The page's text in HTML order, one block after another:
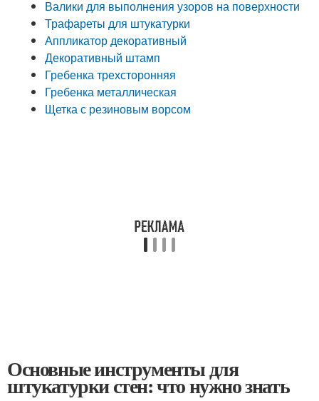
Валики для выполнения узоров на поверхности
Трафареты для штукатурки
Аппликатор декоративный
Декоративный штамп
Гребенка трехсторонняя
Гребенка металлическая
Щетка с резиновым ворсом
Основные инструменты для
штукатурки стен: что нужно знать